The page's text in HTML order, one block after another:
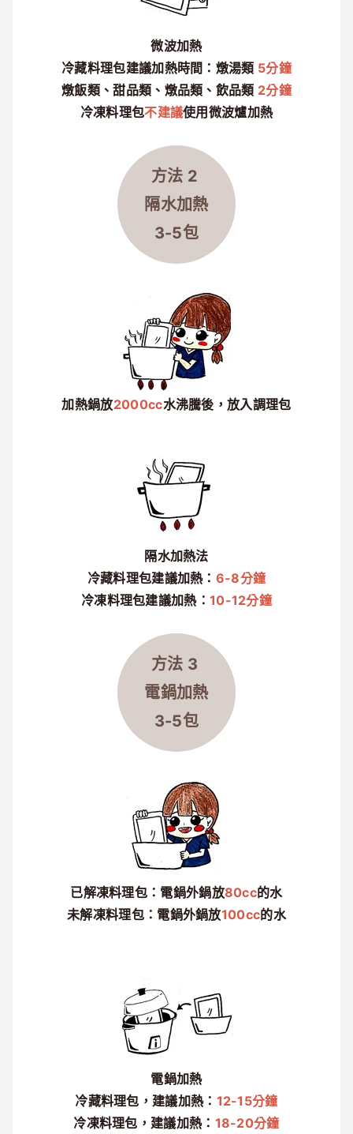
微波加熱
冷藏料理包建議加熱時間：燉湯類 5分鐘
燉飯類、甜品類、燉品類、飲品類 2分鐘
冷凍料理包不建議使用微波爐加熱
方法 2
隔水加熱
3-5包
加熱鍋放2000cc水沸騰後，放入調理包
隔水加熱法
冷藏料理包建議加熱： 6-8分鐘
冷凍料理包建議加熱： 10-12分鐘
方法 3
電鍋加熱
3-5包
已解凍料理包：電鍋外鍋放80cc的水
未解凍料理包：電鍋外鍋放100cc的水
電鍋加熱
冷藏料理包，建議加熱： 12-15分鐘
冷凍料理包，建議加熱： 18-20分鐘